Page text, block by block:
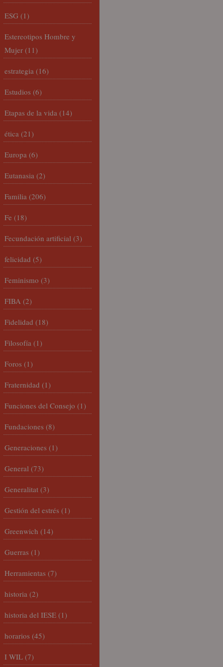
ESG (1)
Estereotipos Hombre y
Mujer (11)
estrategia (16)
Estudios (6)
Etapas de la vida (14)
ética (21)
Europa (6)
Eutanasia (2)
Familia (206)
Fe (18)
Fecundación artificial (3)
felicidad (5)
Feminismo (3)
FIBA (2)
Fidelidad (18)
Filosofía (1)
Foros (1)
Fraternidad (1)
Funciones del Consejo (1)
Fundaciones (8)
Generaciones (1)
General (73)
Generalitat (3)
Gestión del estrés (1)
Greenwich (14)
Guerras (1)
Herramientas (7)
historia (2)
historia del IESE (1)
horarios (45)
I WIL (7)